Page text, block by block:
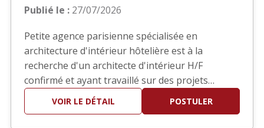
Publié le : 27/07/2026
Petite agence parisienne spécialisée en
architecture d'intérieur hôtelière est à la
recherche d'un architecte d'intérieur H/F
confirmé et ayant travaillé sur des projets
hôteliers. Bon concepteur (trice), vous travaillez
également sur Autocad pour dessiner tous les
VOIR LE DÉTAIL POSTULER